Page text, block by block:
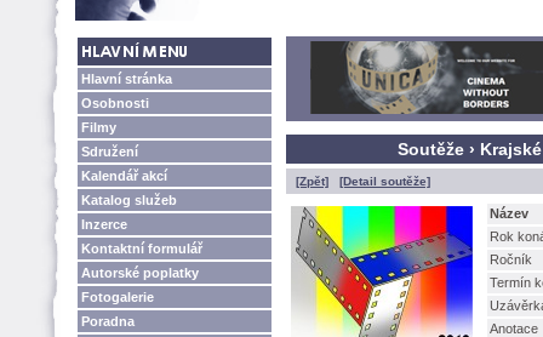
Hlavní stránka
Osobnosti
Filmy
Sdružení
Kalendář akcí
Katalog služeb
Inzerce
Kontaktní formulář
Autorské poplatky
Fotogalerie
Poradna
Soutěže ›
[Zpět] [Detail soutěže]
Název
Rok
Ročník
Termín
Anotace